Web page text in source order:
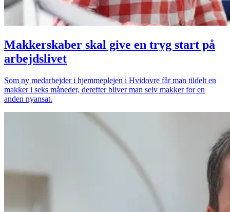
Makkerskaber skal give en tryg start på
arbejdslivet
Som ny medarbejder i hjemmeplejen i Hvidovre får man tildelt en
makker i seks måneder, derefter bliver man selv makker for en
anden nyansat.